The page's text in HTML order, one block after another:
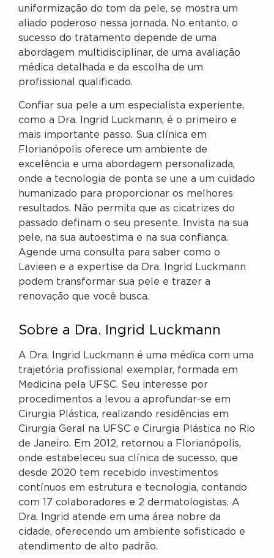
uniformização do tom da pele, se mostra um
aliado poderoso nessa jornada. No entanto, o
sucesso do tratamento depende de uma
abordagem multidisciplinar, de uma avaliação
médica detalhada e da escolha de um
profissional qualificado.
Confiar sua pele a um especialista experiente,
como a Dra. Ingrid Luckmann, é o primeiro e
mais importante passo. Sua clínica em
Florianópolis oferece um ambiente de
excelência e uma abordagem personalizada,
onde a tecnologia de ponta se une a um cuidado
humanizado para proporcionar os melhores
resultados. Não permita que as cicatrizes do
passado definam o seu presente. Invista na sua
pele, na sua autoestima e na sua confiança.
Agende uma consulta para saber como o
Lavieen e a expertise da Dra. Ingrid Luckmann
podem transformar sua pele e trazer a
renovação que você busca.
Sobre a Dra. Ingrid Luckmann
A Dra. Ingrid Luckmann é uma médica com uma
trajetória profissional exemplar, formada em
Medicina pela UFSC. Seu interesse por
procedimentos a levou a aprofundar-se em
Cirurgia Plástica, realizando residências em
Cirurgia Geral na UFSC e Cirurgia Plástica no Rio
de Janeiro. Em 2012, retornou a Florianópolis,
onde estabeleceu sua clínica de sucesso, que
desde 2020 tem recebido investimentos
contínuos em estrutura e tecnologia, contando
com 17 colaboradores e 2 dermatologistas. A
Dra. Ingrid atende em uma área nobre da
cidade, oferecendo um ambiente sofisticado e
atendimento de alto padrão.